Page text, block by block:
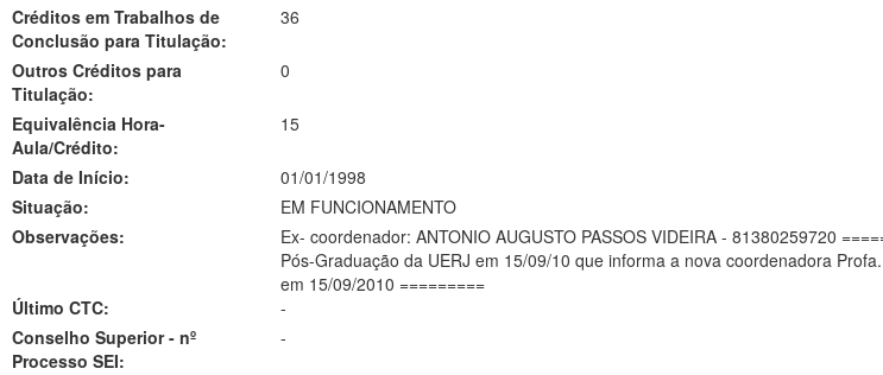
Créditos em Trabalhos de
Conclusão para Titulação:
36
Outros Créditos para
Titulação:
0
Equivalência Hora-
Aula/Crédito:
15
Data de Início:
01/01/1998
Situação:
EM FUNCIONAMENTO
Observações:
Ex- coordenador: ANTONIO AUGUSTO PASSOS VIDEIRA - 81380259720
Pós-Graduação da UERJ em 15/09/10 que informa a nova coordenadora
em 15/09/2010 =========
Último CTC:
-
Conselho Superior - nº
Processo SEI:
-